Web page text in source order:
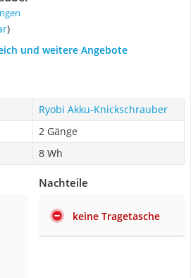
)
und weitere Angebote
Ryobi Akku-Knickschrauber
2 Gänge
8 Wh
Nachteile
keine Tragetasche